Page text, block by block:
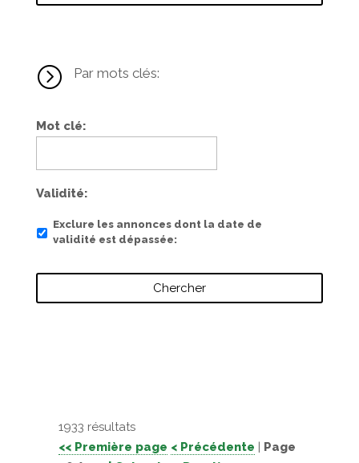
= Par mots clés:
Mot clé
Validité
Exclure les annonces dont la date de
validité est dépassée
1933 résultats
<< Première page < Précédente | Page